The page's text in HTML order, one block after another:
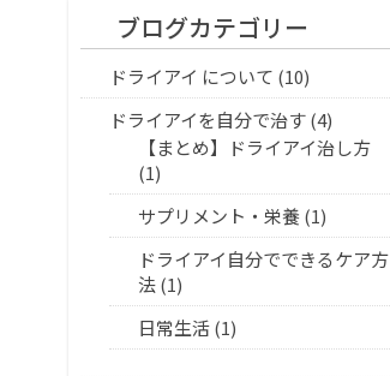
ブログカテゴリー
ドライアイ について (10)
ドライアイを自分で治す(4)
【まとめ】ドライアイ治し方
(1)
サプリメント・栄養(1)
ドライアイ自分でできるケア方
法(1)
日常生活(1)